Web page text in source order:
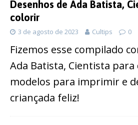
Desenhos de Ada Batista,
colorir
3 de agosto de 2023 Cultips 0
Fizemos esse compilado
Ada Batista, Cientista para
modelos para imprimir e
criançada feliz!